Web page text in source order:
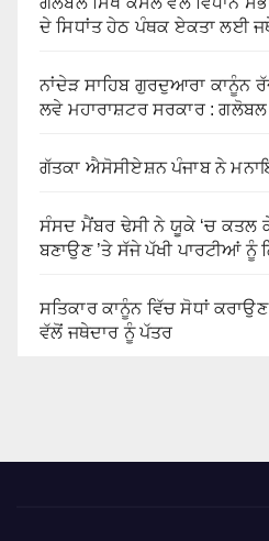
ਦੇ ਸਿਧਾਂਤ ਹੇਠ ਪੰਥਕ ਏਕਤਾ ਲਈ
ਨਾਂਦੇੜ ਸਾਹਿਬ ਗੁਰਦੁਆਰਾ ਕਾਨੂੰਨ
ਲਵੇ ਮਹਾਰਾਸ਼ਟਰ ਸਰਕਾਰ :
ਗੱਤਕਾ ਐਸੋਸੀਏਸ਼ਨ ਪੰਜਾਬ ਨੇ
ਸੰਸਦ ਮੈਂਬਰ ਢੇਸੀ ਨੇ ਯੂਕੇ ‘ਚ ਕਤਲ
ਬਣਾਉਣ ’ਤੇ ਸੱਜੇ ਪੱਖੀ ਪਾਰਟੀਆਂ
ਸਤਿਕਾਰ ਕਾਨੂੰਨ ਵਿੱਚ ਸੋਧਾਂ
ਵੱਲੋਂ ਜਥੇਦਾਰ ਨੂੰ ਪੱਤਰ